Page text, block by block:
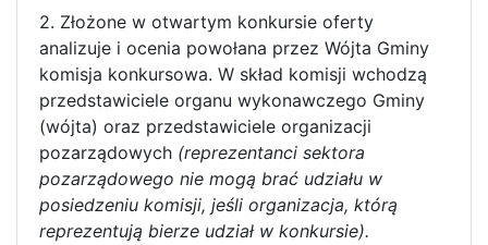
2. Złożone w otwartym konkursie oferty
analizuje i ocenia powołana przez Wójta Gminy
komisja konkursowa. W skład komisji wchodzą
przedstawiciele organu wykonawczego Gminy
(wójta) oraz przedstawiciele organizacji
pozarządowych (reprezentanci sektora
pozarządowego nie mogą brać udziału w
posiedzeniu komisji, jeśli organizacja, którą
reprezentują bierze udział w konkursie).